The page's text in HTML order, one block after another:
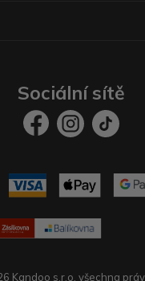
Sociální sítě
Kandoo s.r.o. všechna